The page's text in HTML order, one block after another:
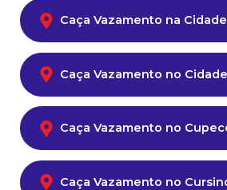
Caça Vazamento na
Caça Vazamento no
Caça Vazamento no
Caça Vazamento no